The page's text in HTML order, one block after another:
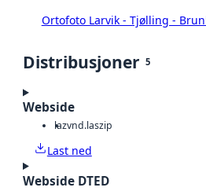
Ortofoto Larvik - Tjølling -
Distribusjoner 5
Webside
lazvnd.laszip
Last ned
Webside DTED